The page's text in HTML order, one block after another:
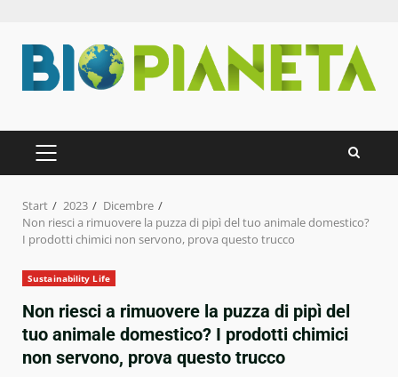
Inhalt
springen
PRIMÄRES
MENÜ
Start 2023
Dicembre
Non riesci a rimuovere la puzza di pipì del tuo animale domestico?
I prodotti chimici non servono, prova questo trucco
Sustainability Life
Non riesci a rimuovere la puzza di pipì del
tuo animale domestico? I prodotti chimici
non servono, prova questo trucco